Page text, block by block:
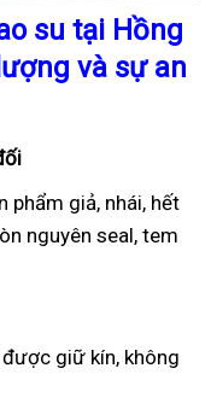
su tại Hồng
và sự an
phẩm giả, nhái, hết
nguyên seal, tem
giữ kín, không